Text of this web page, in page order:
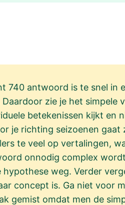
740 antwoord is te snel in
zie je het simpele
betekenissen kijkt en
je richting seizoenen gaat
te veel op vertalingen,
onnodig complex
weg. Verder
concept is. Ga niet voor
gemist omdat men de